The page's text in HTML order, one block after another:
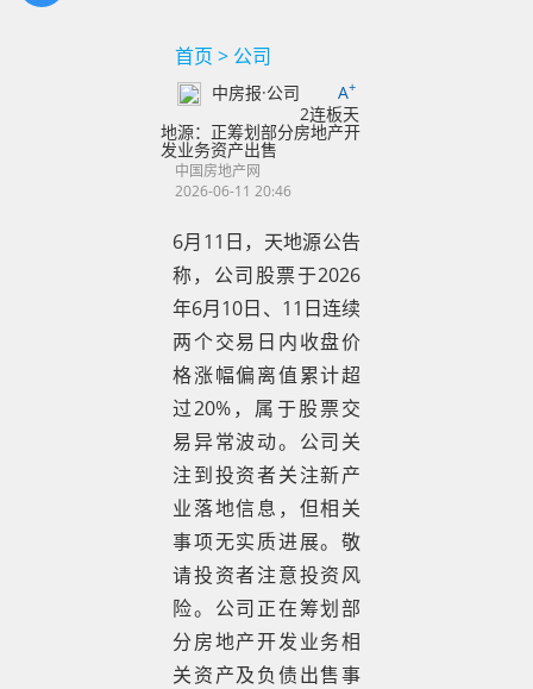
首页 > 公司
中房报·公司 A+
2连板天
地源：正筹划部分房地产开
发业务资产出售
中国房地产网
2026-06-11 20:46
6月11日，天地源公告
称，公司股票于2026
年6月10日、11日连续
两个交易日内收盘价
格涨幅偏离值累计超
过20%，属于股票交
易异常波动。公司关
注到投资者关注新产
业落地信息，但相关
事项无实质进展。敬
请投资者注意投资风
险。公司正在筹划部
分房地产开发业务相
关资产及负债出售事